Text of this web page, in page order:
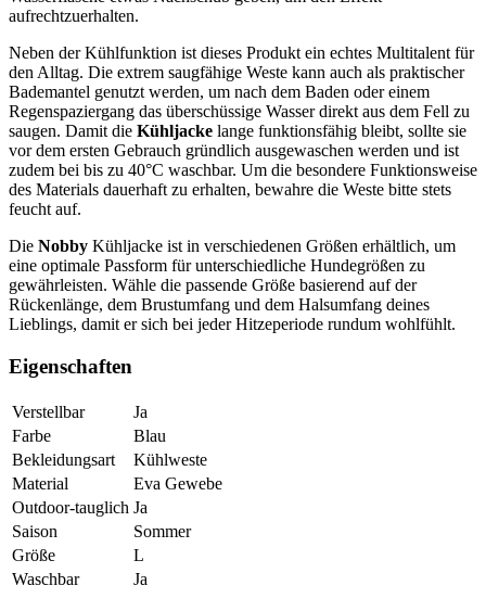
aufrechtzuerhalten.
Neben der Kühlfunktion ist dieses Produkt ein echtes Multitalent für
den Alltag. Die extrem saugfähige Weste kann auch als praktischer
Bademantel genutzt werden, um nach dem Baden oder einem
Regenspaziergang das überschüssige Wasser direkt aus dem Fell zu
saugen. Damit die Kühljacke lange funktionsfähig bleibt, sollte sie
vor dem ersten Gebrauch gründlich ausgewaschen werden und ist
zudem bei bis zu 40°C waschbar. Um die besondere Funktionsweise
des Materials dauerhaft zu erhalten, bewahre die Weste bitte stets
feucht auf.
Die Nobby Kühljacke ist in verschiedenen Größen erhältlich, um
eine optimale Passform für unterschiedliche Hundegrößen zu
gewährleisten. Wähle die passende Größe basierend auf der
Rückenlänge, dem Brustumfang und dem Halsumfang deines
Lieblings, damit er sich bei jeder Hitzeperiode rundum wohlfühlt.
Eigenschaften
Verstellbar
Ja
Farbe
Blau
Bekleidungsart
Kühlweste
Material
Eva Gewebe
Outdoor-tauglich Ja
Saison
Sommer
Größe
L
Waschbar
Ja